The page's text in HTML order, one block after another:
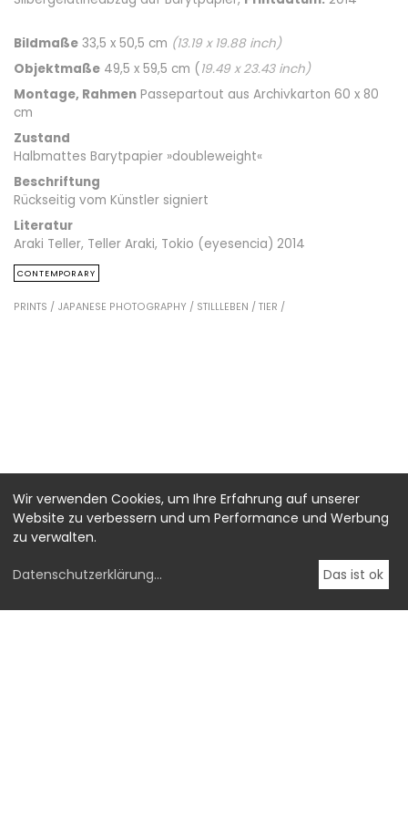
Bildmaße 33,5 x 50,5 cm (13.19 x 19.88inch)
Objektmaße 49,5 x 59,5 cm ( 19.49 x23.43inch)
Montage, Rahmen Passepartout aus Archivkarton 60 x 80
cm
Zustand
Halbmattes Barytpapier »doubleweight«
Beschriftung
Rückseitig vom Künstler signiert
Literatur
Araki Teller, Teller Araki, Tokio (eyesencia) 2014
CONTEMPORARY
PRINTS / JAPANESE PHOTOGRAPHY / STILLLEBEN / TIER /
Wir verwenden Cookies, um Ihre Erfahrung auf unserer
Website zu verbessern und um Performance und Werbung
zu verwalten.
Datenschutzerklärung... Das ist ok